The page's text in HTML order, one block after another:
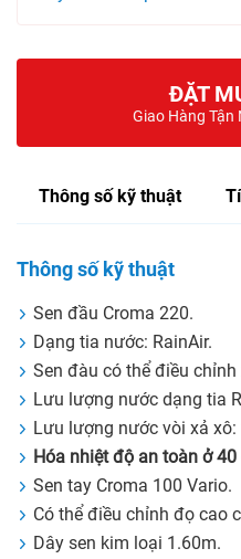
ĐẶT
Giao Hàng Tận
Thông số kỹ thuật
Thông số kỹ thuật
Sen đầu Croma 220.
Dạng tia nước: RainAir.
Sen đàu có thể điều chỉnh
Lưu lượng nước dạng tia
Lưu lượng nước vòi xả
Hóa nhiệt độ an toàn ở 40
Sen tay Croma 100 Vario.
Có thể điều chỉnh đọ cao
Dây sen kim loại 1.60m.